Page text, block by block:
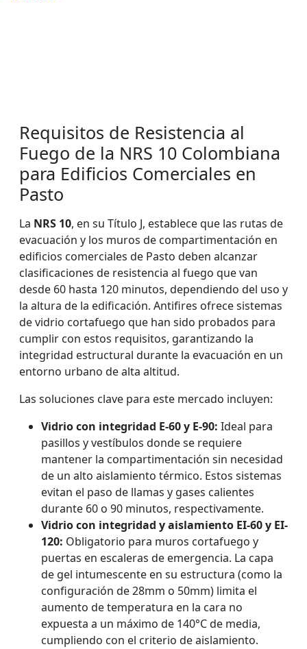
Requisitos de Resistencia al
Fuego de la NRS 10 Colombiana
para Edificios Comerciales en
Pasto
La NRS 10, en su Título J, establece que las rutas de
evacuación y los muros de compartimentación en
edificios comerciales de Pasto deben alcanzar
clasificaciones de resistencia al fuego que van
desde 60 hasta 120 minutos, dependiendo del uso y
la altura de la edificación. Antifires ofrece sistemas
de vidrio cortafuego que han sido probados para
cumplir con estos requisitos, garantizando la
integridad estructural durante la evacuación en un
entorno urbano de alta altitud.
Las soluciones clave para este mercado incluyen:
Vidrio con integridad E-60 y E-90: Ideal para
pasillos y vestíbulos donde se requiere
mantener la compartimentación sin necesidad
de un alto aislamiento térmico. Estos sistemas
evitan el paso de llamas y gases calientes
durante 60 o 90 minutos, respectivamente.
Vidrio con integridad y aislamiento EI-60 y EI-
120: Obligatorio para muros cortafuego y
puertas en escaleras de emergencia. La capa
de gel intumescente en su estructura (como la
configuración de 28mm o 50mm) limita el
aumento de temperatura en la cara no
expuesta a un máximo de 140°C de media,
cumpliendo con el criterio de aislamiento.